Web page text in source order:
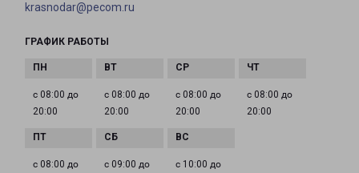
krasnodar@pecom.ru
ГРАФИК РАБОТЫ
с 08:00 до
20:00
с 08:00 до
20:00
с 08:00 до
20:00
с 08:00 до
20:00
с 08:00 до
с 09:00 до
с 10:00 до